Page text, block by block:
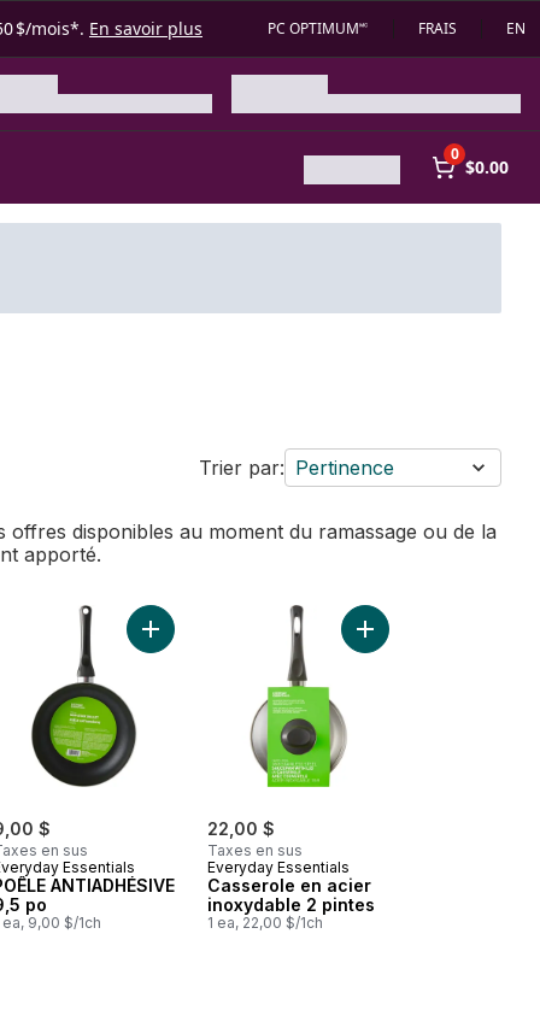
$/mois*. En savoir plus PC OPTIMUM🅪 FRAIS EN
0
$0.00
Trier par: Pertinence
disponibles au moment du ramassage ou de la
apporté.
13.3 po au panier
$
en sus
Essentials
ANTIADHÉSIVE
po
ea, 9,00 $/1ch
Ajouter POÊLE ANTIADHÉSIVE 9,5 po au panier
22,00 $
Taxes en sus
Everyday Essentials
Casserole en acier
inoxydable 2 pintes
1 ea, 22,00 $/1ch
Ajouter Casserole en